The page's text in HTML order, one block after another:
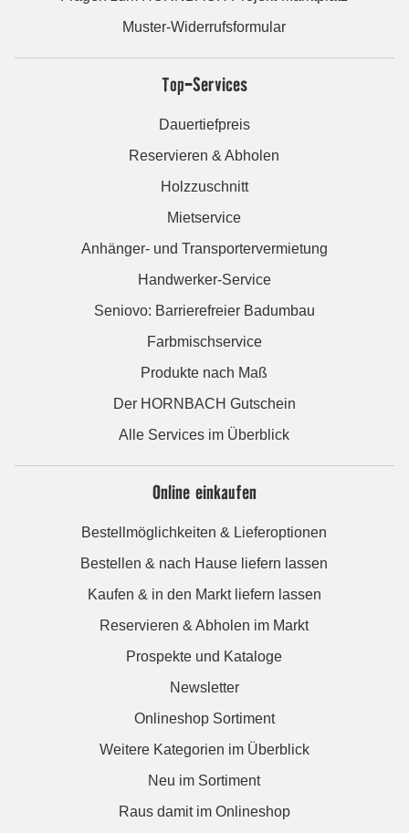
Muster-Widerrufsformular
Top-Services
Dauertiefpreis
Reservieren & Abholen
Holzzuschnitt
Mietservice
Anhänger- und Transportervermietung
Handwerker-Service
Seniovo: Barrierefreier Badumbau
Farbmischservice
Produkte nach Maß
Der HORNBACH Gutschein
Alle Services im Überblick
Online einkaufen
Bestellmöglichkeiten & Lieferoptionen
Bestellen & nach Hause liefern lassen
Kaufen & in den Markt liefern lassen
Reservieren & Abholen im Markt
Prospekte und Kataloge
Newsletter
Onlineshop Sortiment
Weitere Kategorien im Überblick
Neu im Sortiment
Raus damit im Onlineshop